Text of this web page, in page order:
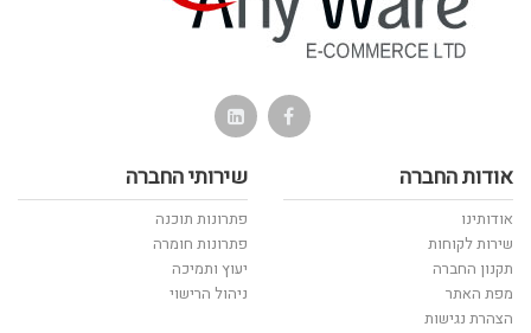
אודות החברה
אודותינו
שירות לקוחות
תקנון החברה
מפת האתר
הצהרת נגישות
שירותי החברה
פתרונות תוכנה
פתרונות חומרה
יעוץ ותמיכה
ניהול הרישוי